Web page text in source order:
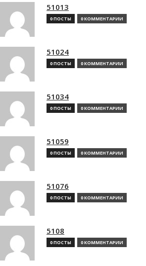
51013
0 ПОСТЫ 0 КОММЕНТАРИИ
51024
0 ПОСТЫ 0 КОММЕНТАРИИ
51034
0 ПОСТЫ 0 КОММЕНТАРИИ
51059
0 ПОСТЫ 0 КОММЕНТАРИИ
51076
0 ПОСТЫ 0 КОММЕНТАРИИ
5108
0 ПОСТЫ 0 КОММЕНТАРИИ